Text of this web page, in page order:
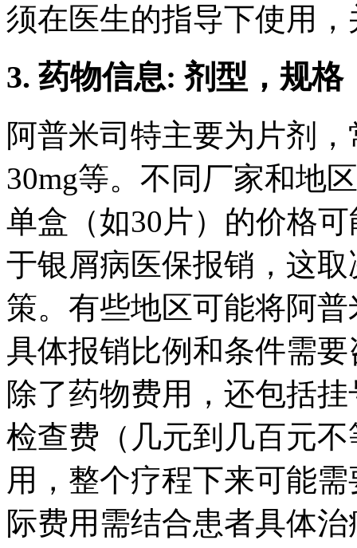
须在医生的指导下使用
3. 药物信息: 剂型，规
阿普米司特主要为片剂
30mg等。不同厂家和地
单盒（如30片）的价格
于银屑病医保报销，这
策。有些地区可能将阿
具体报销比例和条件需
除了药物费用，还包括
检查费（几元到几百元
用，整个疗程下来可能
际费用需结合患者具体